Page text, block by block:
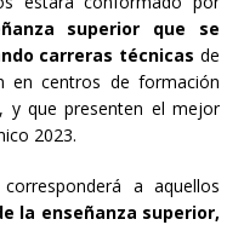
superior
que se
carreras técnicas de
en centros de formación
y que presenten el mejor
2023.
a aquellos
la enseñanza superior,